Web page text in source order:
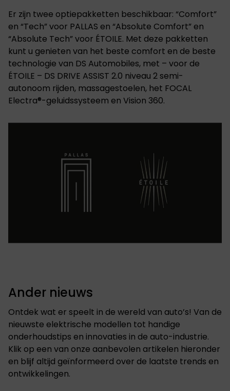
Er zijn twee optiepakketten beschikbaar: “Comfort”
en “Tech” voor PALLAS en “Absolute Comfort” en
“Absolute Tech” voor ÉTOILE. Met deze pakketten
kunt u genieten van het beste comfort en de beste
technologie van DS Automobiles, met – voor de
ÉTOILE – DS DRIVE ASSIST 2.0 niveau 2 semi-
autonoom rijden, massagestoelen, het FOCAL
Electra®-geluidssysteem en Vision 360.
Ander nieuws
Ontdek wat er speelt in de wereld van auto’s! Van de
nieuwste elektrische modellen tot handige
onderhoudstips en innovaties in de auto-industrie.
Klik op een van onze aanbevolen artikelen hieronder
en blijf altijd geïnformeerd over de laatste trends en
ontwikkelingen.